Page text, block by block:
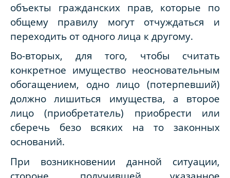
объекты гражданских прав, которые по
общему правилу могут отчуждаться и
переходить от одного лица к другому.
Во-вторых, для того, чтобы считать
конкретное имущество неосновательным
обогащением, одно лицо (потерпевший)
должно лишиться имущества, а второе
лицо (приобретатель) приобрести или
сберечь безо всяких на то законных
оснований.
При возникновении данной ситуации,